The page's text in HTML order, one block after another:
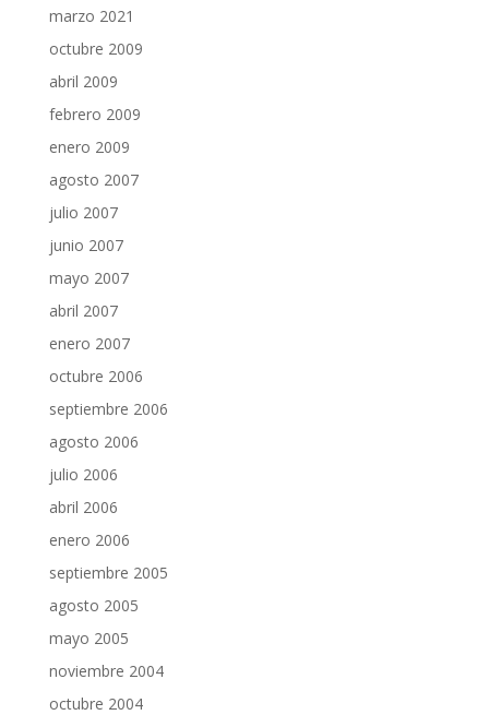
marzo 2021
octubre 2009
abril 2009
febrero 2009
enero 2009
agosto 2007
julio 2007
junio 2007
mayo 2007
abril 2007
enero 2007
octubre 2006
septiembre 2006
agosto 2006
julio 2006
abril 2006
enero 2006
septiembre 2005
agosto 2005
mayo 2005
noviembre 2004
octubre 2004